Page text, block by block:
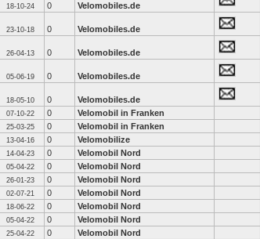
18-10-24 0 Velomobiles.de
23-10-18 0 Velomobiles.de
26-04-13 0 Velomobiles.de
05-06-19 0 Velomobiles.de
18-05-10 0 Velomobiles.de
07-10-22 0 Velomobil in Franken
25-03-25 0 Velomobil in Franken
13-04-16 0 Velomobilize
14-04-23 0 Velomobil Nord
05-04-22 0 Velomobil Nord
26-01-23 0 Velomobil Nord
02-07-21 0 Velomobil Nord
18-06-22 0 Velomobil Nord
05-04-22 0 Velomobil Nord
25-04-22 0 Velomobil Nord